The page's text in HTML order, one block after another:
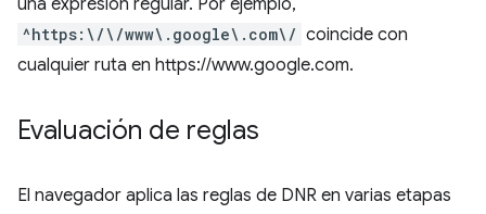
una expresión regular. Por ejemplo,
^https:\/\/www\.google\.com\/ coincide con
cualquier ruta en https://www.google.com.
Evaluación de reglas
El navegador aplica las reglas de DNR en varias etapas